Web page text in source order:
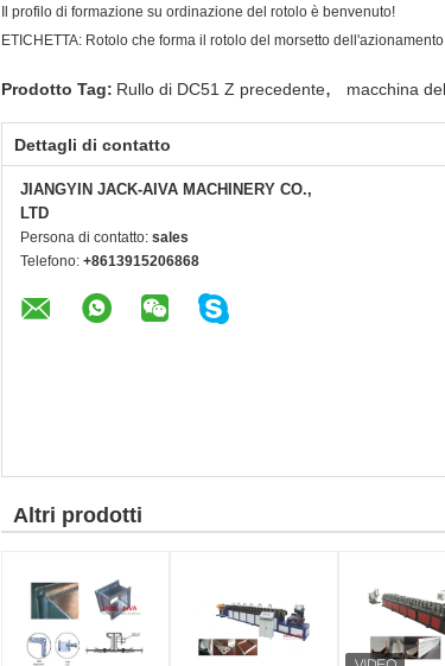
Il profilo di formazione su ordinazione del rotolo è benvenuto!
ETICHETTA: Rotolo che forma il rotolo del morsetto
Prodotto Tag: Rullo di DC51 Z precedente, macchina
Dettagli di contatto
JIANGYIN JACK-AIVA MACHINERY CO.,
LTD
Persona di contatto: sales
Telefono: +8613915206868
Altri prodotti